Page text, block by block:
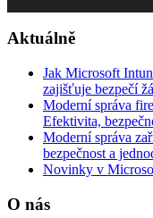
Aktuálně
Jak Microsoft
zajišťuje bezpečí
Moderní správa
Efektivita,
Moderní správa
bezpečnost a
Novinky v
O nás